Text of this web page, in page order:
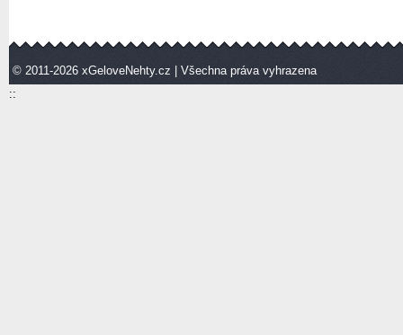
© 2011-2026 xGeloveNehty.cz | Všechna práva vyhrazena
::